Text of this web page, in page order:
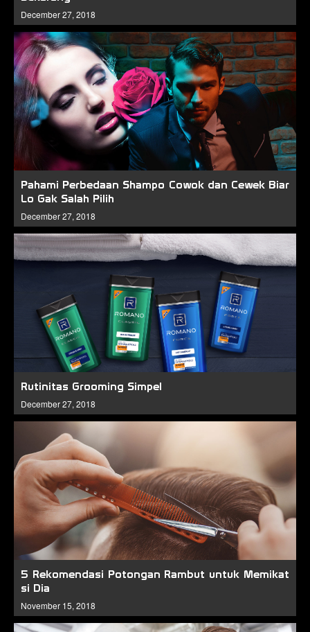
December 27, 2018
Pahami Perbedaan Shampo Cowok dan Cewek Biar
Lo Gak Salah Pilih
December 27, 2018
Rutinitas Grooming Simpel
December 27, 2018
5 Rekomendasi Potongan Rambut untuk Memikat
si Dia
November 15, 2018